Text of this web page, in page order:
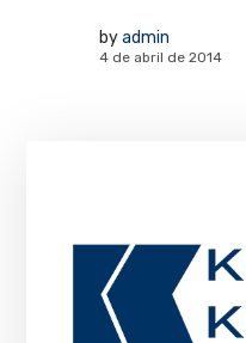
by admin
4 de abril de 2014